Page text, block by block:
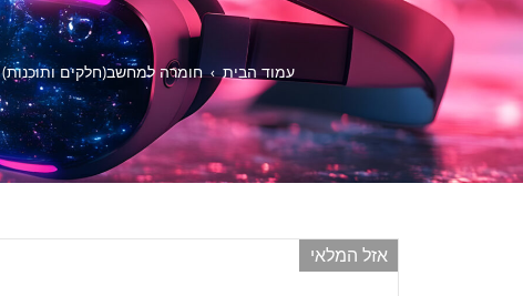
עמוד הבית › חומרה למחשב(חלקים ותוכנות)
אזל המלאי